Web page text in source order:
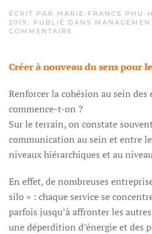
ÉCRIT PAR MARIE-FRANCE PHU-
2019 . PUBLIÉ DANS
COMMENTAIRE
COHÉSION
PERMETTANT
CHACUN
SES
BESOINS
ET
ATTENTES
Créer à nouveau du sens pour
Renforcer la cohésion au sein des
commence-t-on ?
Sur le terrain, on constate
communication au sein et entre
niveaux hiérarchiques et au
En effet, de nombreuses
silo » : chaque service se
parfois jusqu’à affronter les
une déperdition d’énergie et des